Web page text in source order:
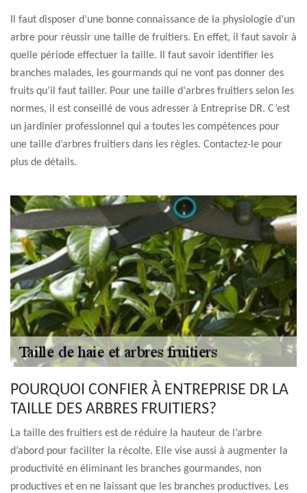
Il faut disposer d’une bonne connaissance de la physiologie d’un
arbre pour réussir une taille de fruitiers. En effet, il faut savoir à
quelle période effectuer la taille. Il faut savoir identifier les
branches malades, les gourmands qui ne vont pas donner des
fruits qu’il faut tailler. Pour une taille d‘arbres fruitiers selon les
normes, il est conseillé de vous adresser à Entreprise DR. C’est
un jardinier professionnel qui a toutes les compétences pour
une taille d’arbres fruitiers dans les règles. Contactez-le pour
plus de détails.
POURQUOI CONFIER À ENTREPRISE DR LA
TAILLE DES ARBRES FRUITIERS?
La taille des fruitiers est de réduire la hauteur de l’arbre
d’abord pour faciliter la récolte. Elle vise aussi à augmenter la
productivité en éliminant les branches gourmandes, non
productives et en ne laissant que les branches productives. Les